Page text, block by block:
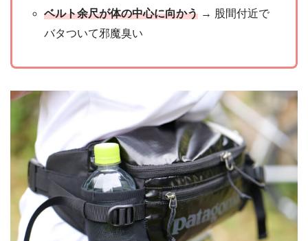
ベルト余尺が体の中心に向かう → 股間付近で
バタついて邪魔臭い